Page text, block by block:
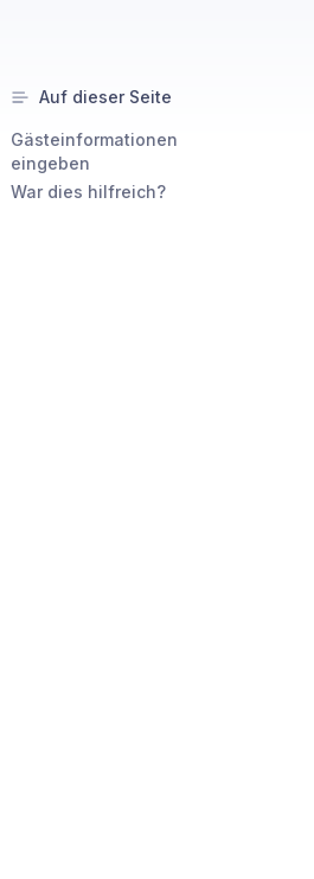
Auf dieser Seite
Gästeinformationen
eingeben
War dies hilfreich?